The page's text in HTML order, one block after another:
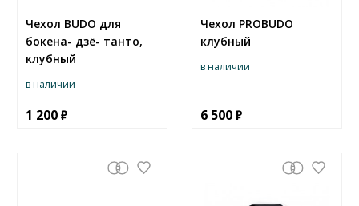
Чехол BUDO для
бокена- дзё- танто,
клубный
в наличии
1 200
Чехол PROBUDO
клубный
в наличии
6 500